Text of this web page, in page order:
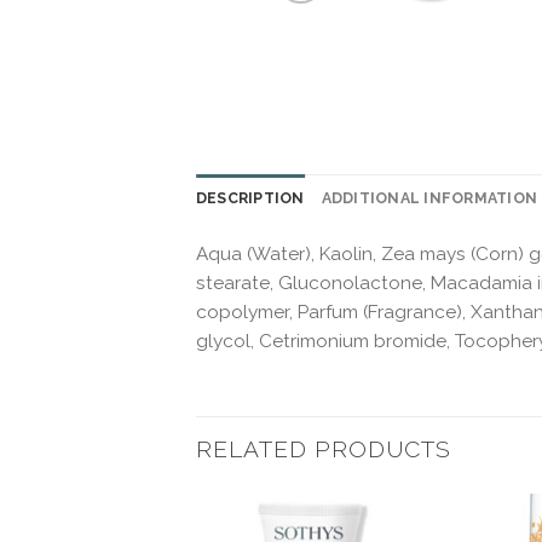
DESCRIPTION ADDITIONAL INFORMATION
Aqua (Water), Kaolin, Zea mays (Corn)
stearate, Gluconolactone, Macadamia
copolymer, Parfum (Fragrance),
glycol, Cetrimonium bromide,
RELATED PRODUCTS